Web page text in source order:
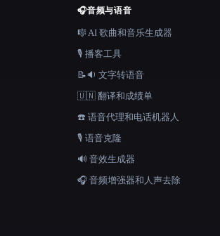
🎧音频与语音
🎼 AI 歌曲和音乐生成器
🎙️ 播客工具
📝🔉 文字转语音
🇺🇳 翻译和成绩单
☎️ 语音代理和电话机器人
🎙️ 语音克隆
🔊 音效生成器
🎧 音频增强器和人声去除